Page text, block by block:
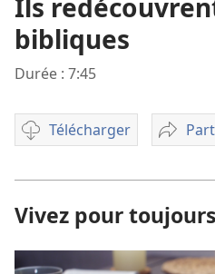
Ils
bibliques
Durée : 7:45
Télécharger
Options
télécharger
une
vidéo
Vivez pour